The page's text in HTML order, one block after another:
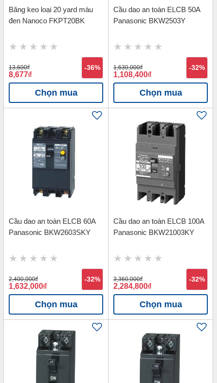
Băng keo loại 20 yard màu
đen Nanoco FKPT20BK
13,600đ
8,677đ
-36%
Chọn mua
Cầu dao an toàn ELCB 50A
Panasonic BKW2503Y
1,630,000đ
1,108,400đ
-32%
Chọn mua
Cầu dao an toàn ELCB 60A
Panasonic BKW2603SKY
2,400,000đ
1,632,000đ
-32%
Chọn mua
Cầu dao an toàn ELCB 100A
Panasonic BKW21003KY
3,360,000đ
2,284,800đ
-32%
Chọn mua